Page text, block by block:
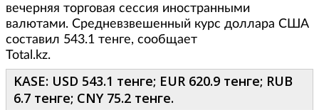
вечерняя торговая сессия иностранными
валютами. Средневзвешенный курс доллара США
составил 543.1 тенге, сообщает
Total.kz.
KASE: USD 543.1 тенге; EUR 620.9 тенге; RUB
6.7 тенге; CNY 75.2 тенге.